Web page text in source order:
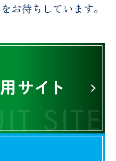
お待ちしています。